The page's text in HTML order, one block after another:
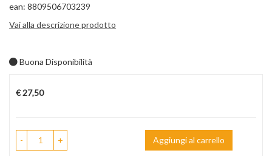
ean: 8809506703239
Vai alla descrizione prodotto
Buona Disponibilità
Prezzo
€ 27,50
- + Aggiungi al carrello